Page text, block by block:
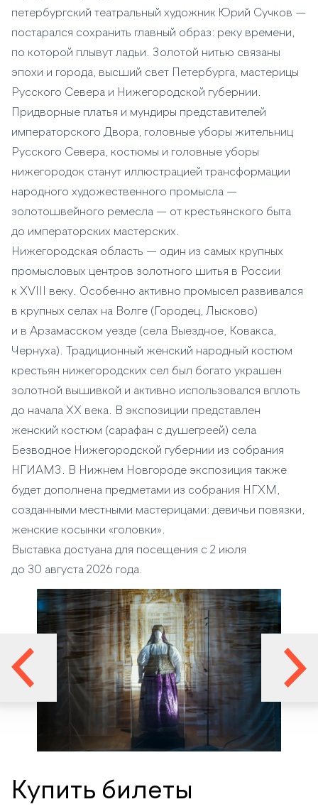
петербургский театральный художник Юрий Сучков —
постарался сохранить главный образ: реку времени,
по которой плывут ладьи. Золотой нитью связаны
эпохи и города, высший свет Петербурга, мастерицы
Русского Севера и Нижегородской губернии.
Придворные платья и мундиры представителей
императорского Двора, головные уборы жительниц
Русского Севера, костюмы и головные уборы
нижегородок станут иллюстрацией трансформации
народного художественного промысла —
золотошвейного ремесла — от крестьянского быта
до императорских мастерских.
Нижегородская область — один из самых крупных
промысловых центров золотного шитья в России
к XVIII веку. Особенно активно промысел развивался
в крупных селах на Волге (Городец, Лысково)
и в Арзамасском уезде (села Выездное, Ковакса,
Чернуха). Традиционный женский народный костюм
крестьян нижегородских сел был богато украшен
золотной вышивкой и активно использовался вплоть
до начала XX века. В экспозиции представлен
женский костюм (сарафан с душегреей) села
Безводное Нижегородской губернии из собрания
НГИАМЗ. В Нижнем Новгороде экспозиция также
будет дополнена предметами из собрания НГХМ,
созданными местными мастерицами: девичьи повязки,
женские косынки «головки».
Выставка достуана для посещения с 2 июля
до 30 августа 2026 года.
Купить билеты